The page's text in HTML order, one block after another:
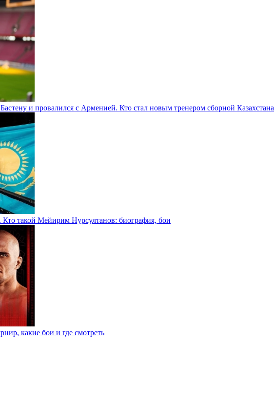
и провалился с Арменией. Кто стал новым тренером сборной Казахстана
Кто такой Мейирим Нурсултанов: биография, бои
какие бои и где смотреть